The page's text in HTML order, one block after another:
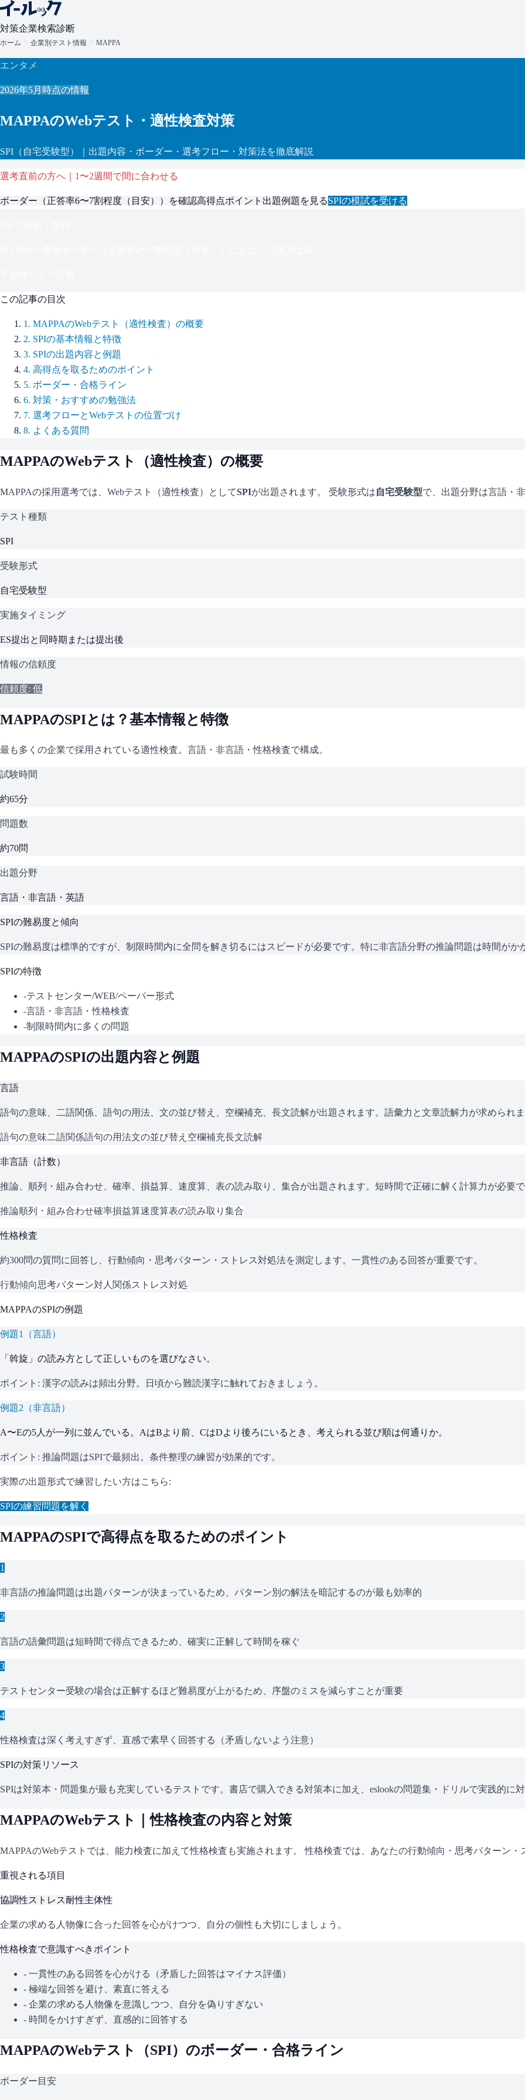
対策企業検索診断
ホーム 企業別テスト情報 MAPPA
エンタメ
2026年5月 時点の情報
MAPPAのWebテスト・適性検査対策
SPI （自宅受験型） ｜出題内容・ボーダー・選考フロー・対策法を徹底解説
選考直前の方へ｜1〜2週間で間に合わせる
ボーダー（正答率6〜7割程度（目安） ）を確認高得点ポイント 出題例題を見るSPIの模試を受ける
この記事の目次
1 . MAPPAのWebテスト（適性検査）の概要
2. SPIの基本情報と特徴
3. SPIの出題内容と例題
4. 高得点を取るためのポイント
5. ボーダー・合格ライン
6. 対策・おすすめの勉強法
7. 選考フローとWebテストの位置づけ
8. よくある質問
MAPPAのWebテスト（適性検査）の概要
MAPPAの採用選考では、Webテスト（適性検査）としてSPIが出題されます。 受験形式は自宅受験型で、 出題分野は言語・
テスト種類
SPI
受験形式
自宅受験型
実施タイミング
ES提出と同時期または提出後
情報の信頼度
信頼度: 低
MAPPAのSPIとは？基本情報と特徴
最も多くの企業で採用されている適性検査。言語・非言語・性格検査で構成。
試験時間
約65分
問題数
約70問
出題分野
言語・非言語・英語
SPIの難易度と傾向
SPIの難易度は標準的ですが、制限時間内に全問を解き切るにはスピードが必要です。特に非言語分野の推論問題は時間が
SPIの特徴
-テストセンター/WEB/ペーパー形式
-言語・非言語・性格検査
-制限時間内に多くの問題
MAPPAのSPIの出題内容と例題
言語
語句の意味、二語関係、語句の用法、文の並び替え、空欄補充、長文読解が出題されます。語彙力と文章読解力が求められま
語句の意味二語関係語句の用法文の並び替え 空欄補充長文読解
非言語（計数）
推論、順列・組み合わせ、確率、損益算、速度算、表の読み取り、集合が出題されます。短時間で正確に解く計算力が必要で
推論順列・組み合わせ確率損益算速度算表の読み取り 集合
性格検査
約300問の質問に回答し、行動傾向・思考パターン・ストレス対処法を測定します。一貫性のある回答が重要です。
行動傾向思考パターン対人関係ストレス対処
MAPPAのSPIの例題
例題1 （言語）
「斡旋」の読み方として正しいものを選びなさい。
ポイント: 漢字の読みは頻出分野。日頃から難読漢字に触れておきましょう。
例題2 （非言語）
A〜Eの5人が一列に並んでいる。AはBより前、CはDより後ろにいるとき、考えられる並び順は何通りか。
ポイント: 推論問題はSPIで最頻出。条件整理の練習が効果的です。
実際の出題形式で練習したい方はこちら:
SPIの練習問題を解く
MAPPAのSPIで高得点を取るためのポイント
1
非言語の推論問題は出題パターンが決まっているため、パターン別の解法を暗記するのが最も効率的
2
言語の語彙問題は短時間で得点できるため、確実に正解して時間を稼ぐ
3
テストセンター受験の場合は正解するほど難易度が上がるため、序盤のミスを減らすことが重要
4
性格検査は深く考えすぎず、直感で素早く回答する（矛盾しないよう注意）
SPIの対策リソース
SPIは対策本・問題集が最も充実しているテストです。書店で購入できる対策本に加え、eslookの問題集・ドリルで実践的に対
MAPPAのWebテスト｜性格検査の内容と対策
MAPPAのWebテストでは、能力検査に加えて性格検査も実施されます。 性格検査では、あなたの行動傾向・思考パターン・
重視される項目
協調性ストレス耐性主体性
企業の求める人物像に合った回答を心がけつつ、自分の個性も大切にしましょう。
性格検査で意識すべきポイント
- 一貫性のある回答を心がける（矛盾した回答はマイナス評価）
- 極端な回答を避け、素直に答える
- 企業の求める人物像を意識しつつ、自分を偽りすぎない
- 時間をかけすぎず、直感的に回答する
MAPPAのWebテスト（SPI）のボーダー・合格ライン
ボーダー目安